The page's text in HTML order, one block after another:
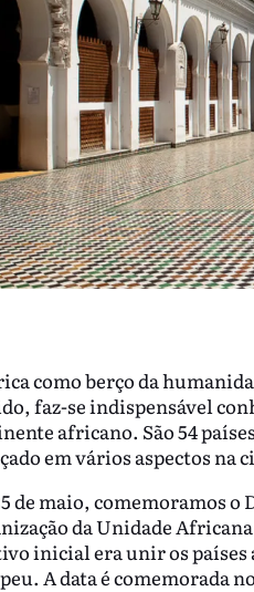
como berço da
faz-se indispensável
africano. São 54
em vários aspectos na
de maio, comemoramos
da Unidade
inicial era unir os
A data é comemorada